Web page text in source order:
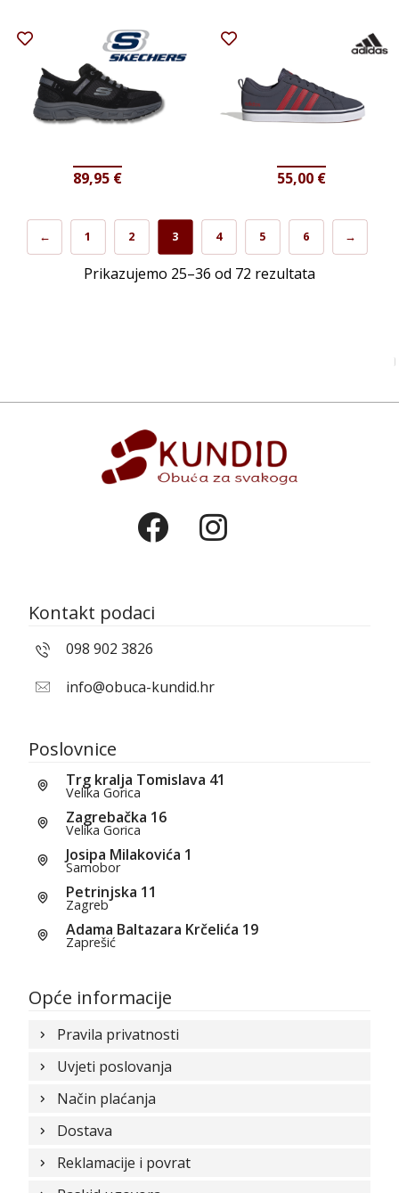
89,95 € 55,00 €
← 1 2 3 4 5 6 →
Prikazujemo 25–36 od 72 rezultata
Kontakt podaci
098 902 3826
info@obuca-kundid.hr
Poslovnice
Trg kralja Tomislava 41
Velika Gorica
Zagrebačka 16
Velika Gorica
Josipa Milakovića 1
Samobor
Petrinjska 11
Zagreb
Adama Baltazara Krčelića 19
Zaprešić
Opće informacije
Pravila privatnosti
Uvjeti poslovanja
Način plaćanja
Dostava
Reklamacije i povrat